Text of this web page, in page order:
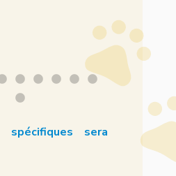
spécifiques sera